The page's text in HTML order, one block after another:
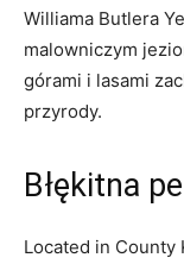
Williama Butlera
malowniczym
górami i lasami
przyrody.
Błękitna
Located in County